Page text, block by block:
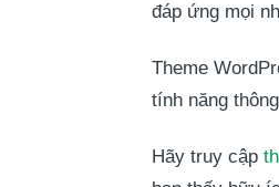
đáp ứng mọi
Theme
tính năng
Hãy truy cập